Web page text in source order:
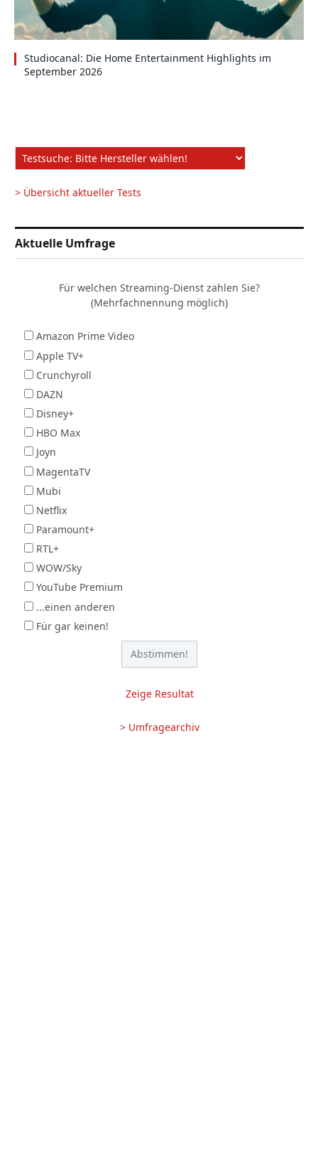
Studiocanal: Die Home Entertainment Highlights im
September 2026
> Übersicht aktueller Tests
Aktuelle Umfrage
Für welchen Streaming-Dienst zahlen Sie?
(Mehrfachnennung möglich)
Amazon Prime Video
Apple TV+
Crunchyroll
DAZN
Disney+
HBO Max
Joyn
MagentaTV
Mubi
Netflix
Paramount+
RTL+
WOW/Sky
YouTube Premium
...einen anderen
Für gar keinen!
Zeige Resultat
> Umfragearchiv